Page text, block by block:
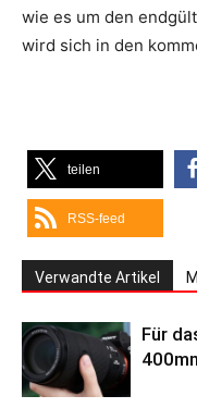
wie es um den
wird sich in den
teilen
RSS-feed
Verwandte Artikel
Für